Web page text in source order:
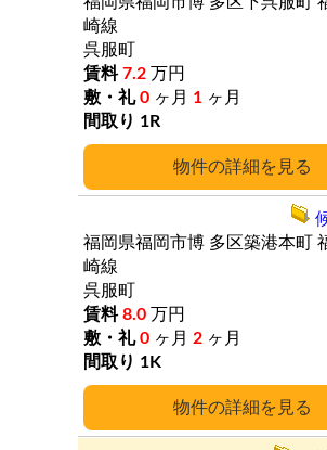
詳細
崎線
呉服町
7.2 万円
0 ヶ月 1 ヶ月
1R
詳細
福岡県福岡市博 多区築港本町
崎線
呉服町
8.0 万円
0 ヶ月 2 ヶ月
1K